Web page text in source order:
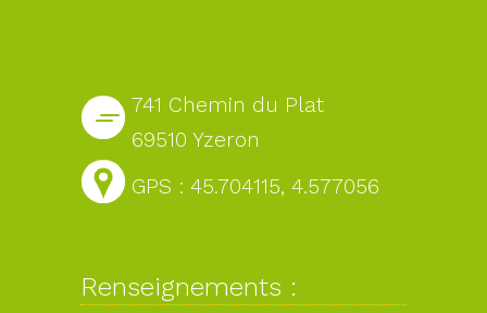
741 Chemin du Plat
69510 Yzeron
GPS : 45.704115, 4.577056
Renseignements :